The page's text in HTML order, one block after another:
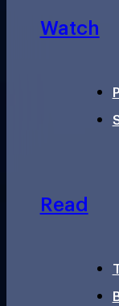
Watch
Read